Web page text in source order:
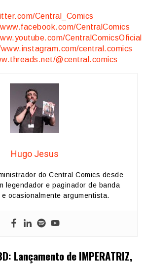
Central_Comics
CentralComics
CentralComicsOficial
central.comics
@central.comics
Hugo Jesus
do Central Comics desde
legendador e paginador de banda
ocasionalmente argumentista.
Lançamento de IMPERATRIZ,